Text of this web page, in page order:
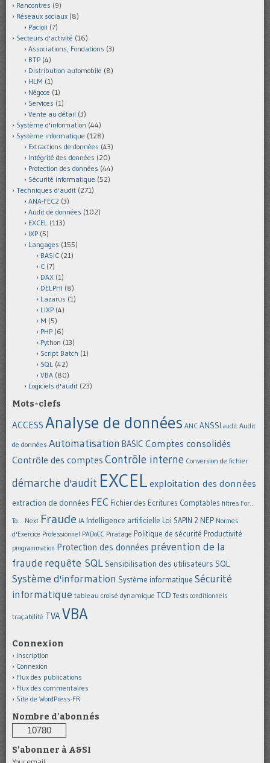
Rencontres (9)
Réseaux sociaux (8)
Pacioli (7)
Secteurs d'activité (16)
Associations, Fondations (3)
BTP (4)
Distribution automobile (8)
HLM (1)
Négoce (1)
Services (1)
Vente au détail (3)
Système d'information (44)
Système informatique (128)
Extractions de données (43)
Intégrité des données (20)
Protection des données (44)
Sécurité informatique (52)
Techniques d'audit (271)
ANA-FEC2 (3)
Audit de données (102)
EXCEL (113)
IXP (5)
Langages (155)
BASIC (21)
C (7)
DAX (1)
DELPHI (8)
Lazarus (1)
LIXP (4)
M (5)
PHP (6)
Python (13)
Script Batch (1)
SQL (42)
VBA (80)
Logiciels d'audit (23)
Mots-clefs
ACCESS Analyse de données ANC ANSSI audit Audit
de données Automatisation BASIC Comptes consolidés
Contrôle des comptes Contrôle interne Conversion de fichier
démarche d'audit EXCEL exploitation des données
extraction de données FEC Fichier des Ecritures Comptables filtres For...
To... Next Fraude IA Intelligence artificielle Loi SAPIN 2 NEP Normes
d'Exercice Professionnel PADoCC Piratage Politique de sécurité Productivité
programmation Protection des données prévention de la
fraude requête SQL Sensibilisation des utilisateurs SQL
Système d'information Système informatique Sécurité
informatique tableau croisé dynamique TCD Tests conditionnels
traçabilité TVAVBA
Connexion
Inscription
Connexion
Flux des publications
Flux des commentaires
Site de WordPress-FR
Nombre d'abonnés
10780
S'abonner à A&SI